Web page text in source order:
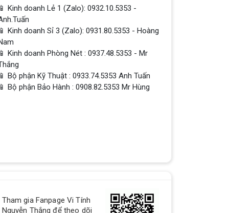
📱 Kinh doanh Lẻ 1 (Zalo): 0932.10.5353 -
📱 Kinh doanh Sỉ 3 (Zalo): 0931.80.5353 - Hoàng
📱 Kinh doanh Phòng Nét : 0937.48.5353 - Mr
📱 Bộ phận Kỹ Thuật : 0933.74.5353 Anh Tuấn
📱 Bộ phận Bảo Hành : 0908.82.5353 Mr Hùng
Tham gia Fanpage Vi Tính
Nguyễn Thắng để theo dõi